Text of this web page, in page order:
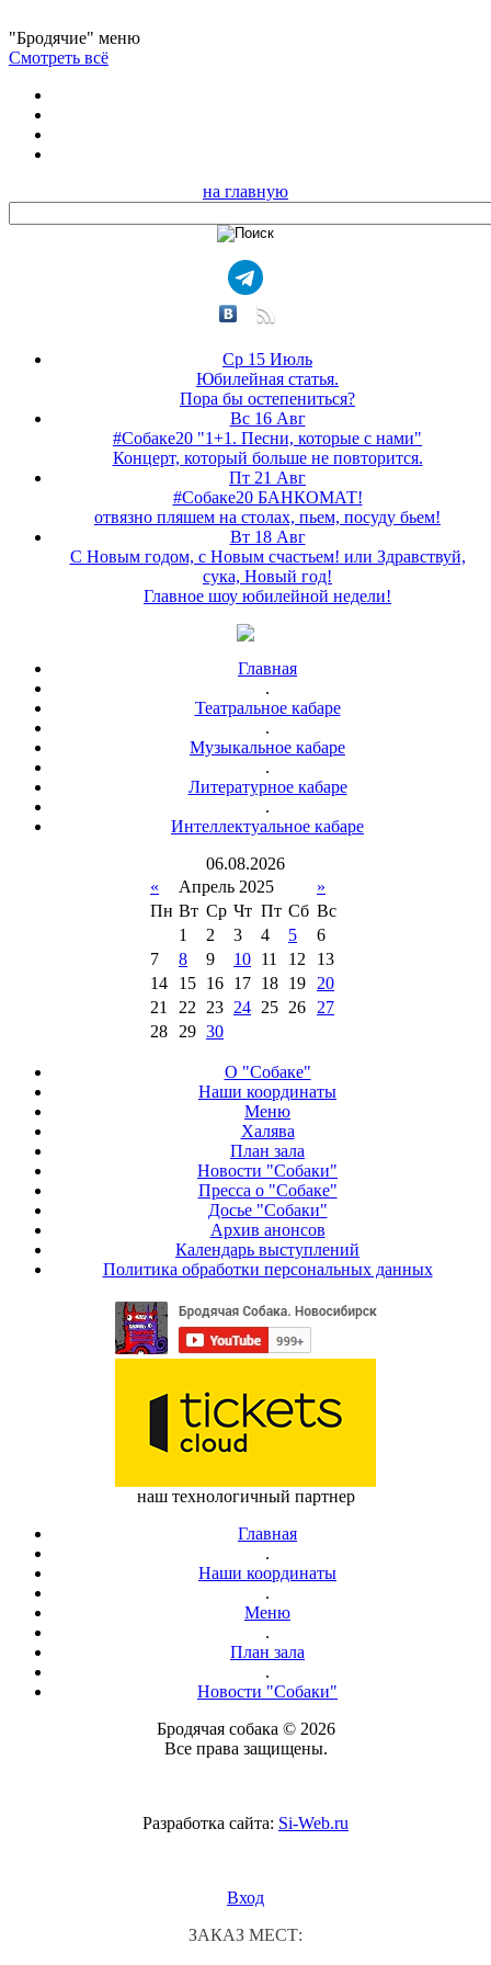
"Бродячие" меню
Смотреть всё
на главную
Ср 15 Июль
Юбилейная статья.
Пора бы остепениться?
Вс 16 Авг
#Собаке20 "1+1. Песни, которые с нами"
Концерт, который больше не повторится.
Пт 21 Авг
#Собаке20 БАНКОМАТ!
отвязно пляшем на столах, пьем, посуду бьем!
Вт 18 Авг
С Новым годом, с Новым счастьем! или Здравствуй,
сука, Новый год!
Главное шоу юбилейной недели!
Главная
.
Театральное кабаре
.
Музыкальное кабаре
.
Литературное кабаре
.
Интеллектуальное кабаре
06.08.2026
«
Апрель 2025
»
Пн Вт Ср Чт Пт Сб Вс
1
2 3 4 5
6
7
8 9 10 11 12
13
14
15 16 17 18 19
20
21
22 23 24 25 26
27
28
29 30
О "Собаке"
Наши координаты
Меню
Халява
План зала
Новости "Собаки"
Пресса о "Собаке"
Досье "Собаки"
Архив анонсов
Календарь выступлений
Политика обработки персональных данных
наш технологичный партнер
Главная
.
Наши координаты
.
Меню
.
План зала
.
Новости "Собаки"
Бродячая собака © 2026
Все права защищены.
Разработка сайта: Si-Web.ru
Вход
ЗАКАЗ МЕСТ: